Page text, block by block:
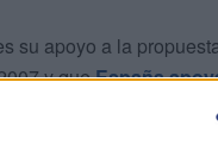
su apoyo a la
y queEspaña